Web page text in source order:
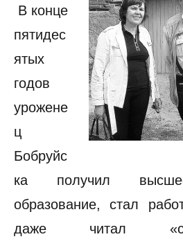
В конце
пятидес
ятых
годов
урожене
ц
Бобруйс
ка получил
образование, стал
даже читал